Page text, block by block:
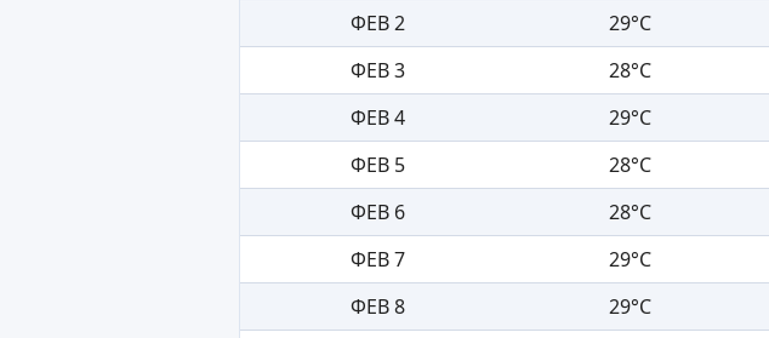
ФЕВ 2
29°C
ФЕВ 3
28°C
ФЕВ 4
29°C
ФЕВ 5
28°C
ФЕВ 6
28°C
ФЕВ 7
29°C
ФЕВ 8
29°C